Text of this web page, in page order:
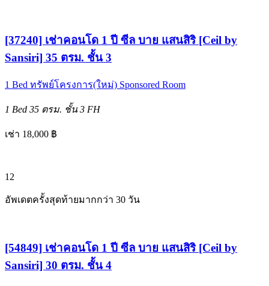
[37240] เช่าคอนโด 1 ปี ซีล บาย แสนสิริ [Ceil by
Sansiri] 35 ตรม. ชั้น 3
1 Bed ทรัพย์โครงการ(ใหม่) Sponsored Room
1 Bed 35 ตรม. ชั้น 3 FH
เช่า 18,000 ฿
12
อัพเดตครั้งสุดท้ายมากกว่า 30 วัน
[54849] เช่าคอนโด 1 ปี ซีล บาย แสนสิริ [Ceil by
Sansiri] 30 ตรม. ชั้น 4